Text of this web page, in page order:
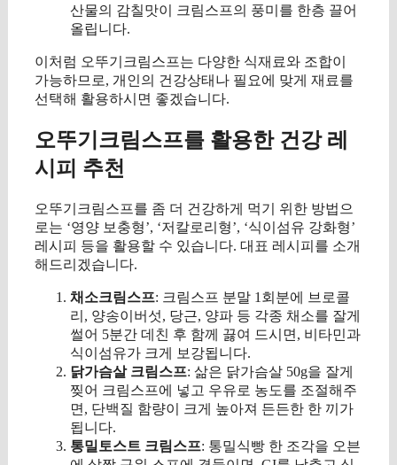
산물의 감칠맛이 크림스프의 풍미를 한층 끌어
올립니다.
이처럼 오뚜기크림스프는 다양한 식재료와 조합이
가능하므로, 개인의 건강상태나 필요에 맞게 재료를
선택해 활용하시면 좋겠습니다.
오뚜기크림스프를 활용한 건강 레
시피 추천
오뚜기크림스프를 좀 더 건강하게 먹기 위한 방법으
로는 ‘영양 보충형’, ‘저칼로리형’, ‘식이섬유 강화형’
레시피 등을 활용할 수 있습니다. 대표 레시피를 소개
해드리겠습니다.
채소크림스프: 크림스프 분말 1회분에 브로콜
리, 양송이버섯, 당근, 양파 등 각종 채소를 잘게
썰어 5분간 데친 후 함께 끓여 드시면, 비타민과
식이섬유가 크게 보강됩니다.
닭가슴살 크림스프: 삶은 닭가슴살 50g을 잘게
찢어 크림스프에 넣고 우유로 농도를 조절해주
면, 단백질 함량이 크게 높아져 든든한 한 끼가
됩니다.
통밀토스트 크림스프: 통밀식빵 한 조각을 오븐